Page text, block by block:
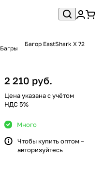
Багры
Багор EastShark X 72
2 210 руб.
Цена указана с учётом
НДС 5%
Много
Чтобы купить оптом –
авторизуйтесь